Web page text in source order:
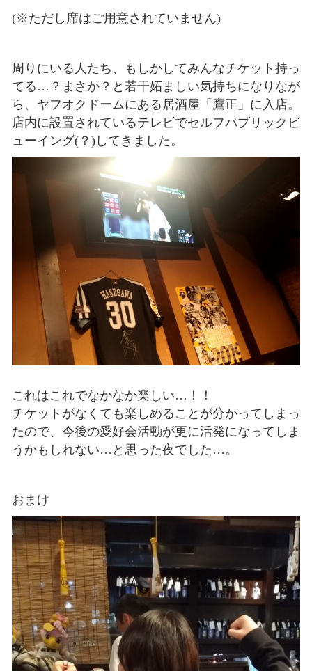
(※ただし席はご用意されていません)
周りにいる人たち、もしかしてみんなチケット持っ
てる…？まさか？と若干妬ましい気持ちになりなが
ら、ヤフオクドームにある居酒屋「鷹正」に入店。
店内に設置されているテレビでセルフパブリックビ
ューイング(？)してきました。
これはこれでなかなか楽しい…！！
チケットがなくても楽しめることが分かってしまっ
たので、今後の愛好会活動が更に活発になってしま
うかもしれない…と思った夜でした…。
おまけ